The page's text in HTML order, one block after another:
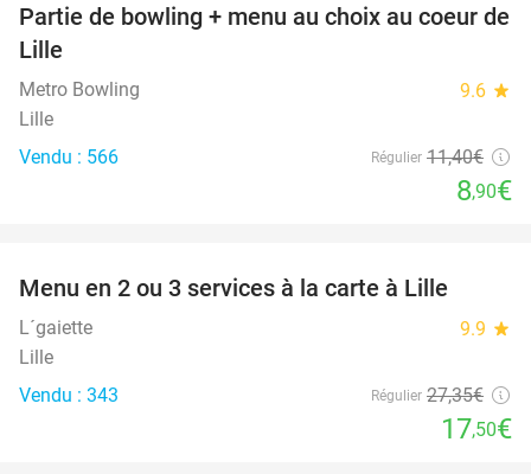
22%
Partie de bowling + menu au choix au coeur de
Lille
Metro Bowling 9.6 star
Lille
Vendu : 566
Régulier 11,40€
8,90€
Menu en 2 ou 3 services à la carte à Lille
L´gaiette 9.9 star
Lille
Vendu : 343
Régulier 27,35€
17,50€